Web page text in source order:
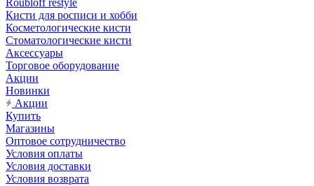
Roubloff restyle
Кисти для росписи и хобби
Косметологические кисти
Стоматологические кисти
Аксессуары
Торговое оборудование
Акции
Новинки
Акции
Купить
Магазины
Оптовое сотрудничество
Условия оплаты
Условия доставки
Условия возврата